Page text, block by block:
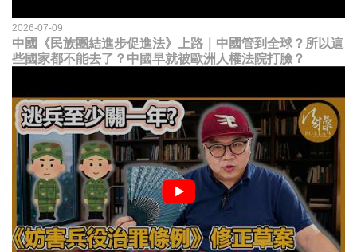
2026-07-09
中國《民族團結進步促進法》上路｜中國管到全球？所以這
些國家都不能去了？中國早就被歐洲人權法院打臉？